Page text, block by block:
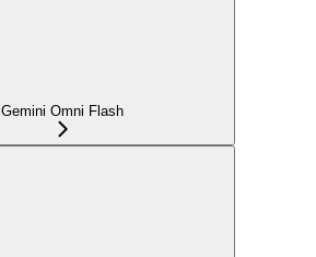
Gemini Omni Flash